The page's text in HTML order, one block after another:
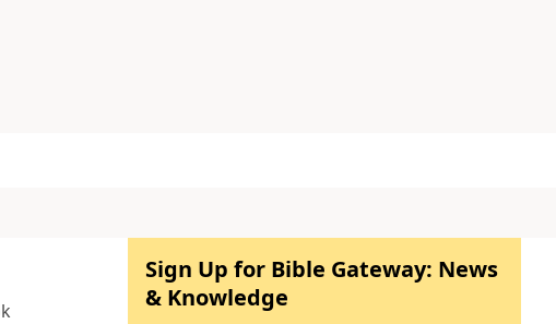
Sign Up for Bible Gateway: News
& Knowledge